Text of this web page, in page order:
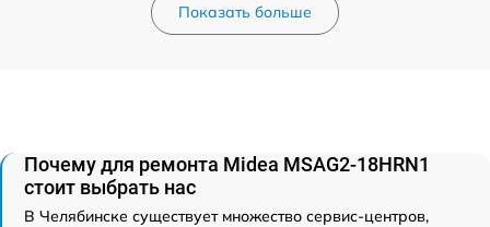
Показать больше
Почему для ремонта Midea MSAG2-18HRN1
стоит выбрать нас
В Челябинске существует множество сервис-центров,